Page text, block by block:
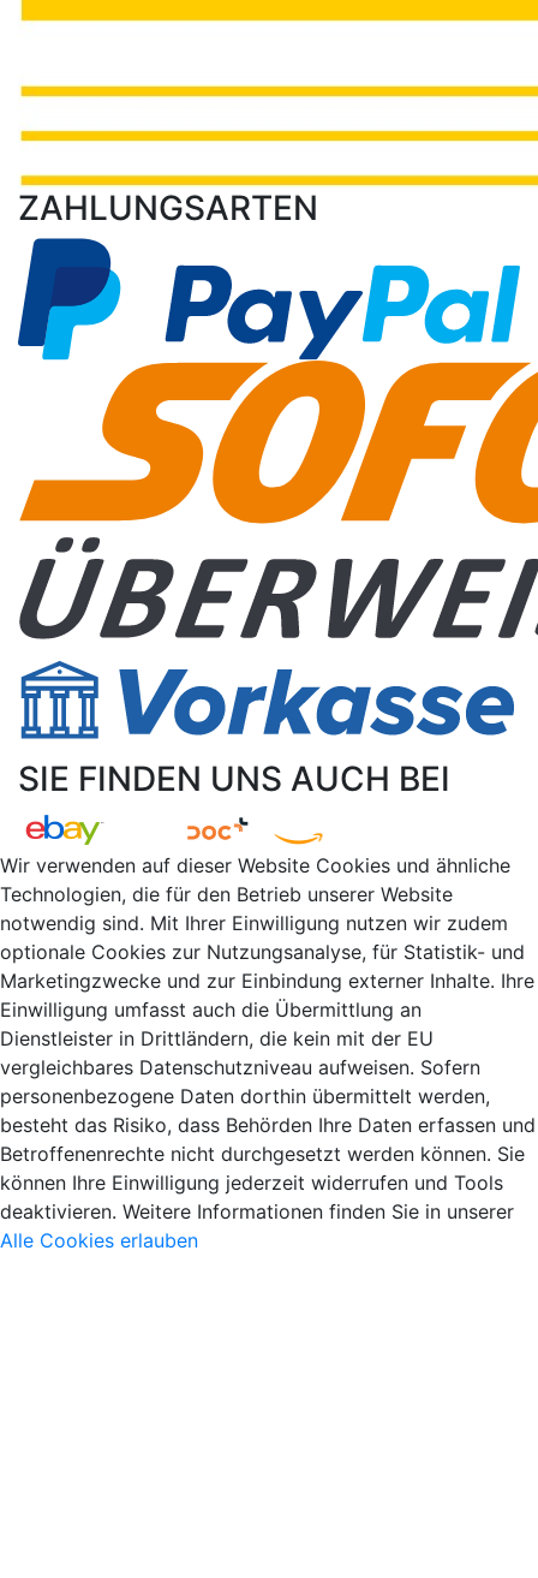
ZAHLUNGSARTEN
SIE FINDEN UNS AUCH BEI
Wir verwenden auf dieser Website Cookies und ähnliche
Technologien, die für den Betrieb unserer Website
notwendig sind. Mit Ihrer Einwilligung nutzen wir zudem
optionale Cookies zur Nutzungsanalyse, für Statistik- und
Marketingzwecke und zur Einbindung externer Inhalte. Ihre
Einwilligung umfasst auch die Übermittlung an
Dienstleister in Drittländern, die kein mit der EU
vergleichbares Datenschutzniveau aufweisen. Sofern
personenbezogene Daten dorthin übermittelt werden,
besteht das Risiko, dass Behörden Ihre Daten erfassen und
Betroffenenrechte nicht durchgesetzt werden können. Sie
können Ihre Einwilligung jederzeit widerrufen und Tools
deaktivieren. Weitere Informationen finden Sie in unserer
Alle Cookies erlauben